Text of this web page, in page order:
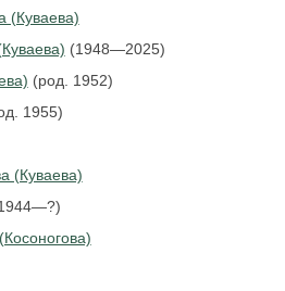
(Куваева)
(1948—2025)
(род. 1952)
1955)
(Куваева)